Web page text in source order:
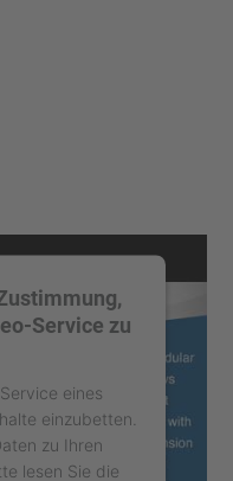
Service zu
eines
einzubetten.
zu Ihren
lesen Sie die